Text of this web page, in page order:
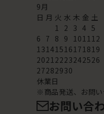
9月
日 月 火 水 木 金 土
1 2 3 4 5
6 7 8 9 101112
13141516171819
20212223242526
27282930
休業日
※商品発送、お問い
お問い合